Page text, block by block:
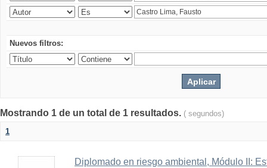
Nuevos filtros:
Mostrando 1 de un total de 1 resultados. ( segundos)
1
Diplomado en riesgo ambiental, Módulo II: